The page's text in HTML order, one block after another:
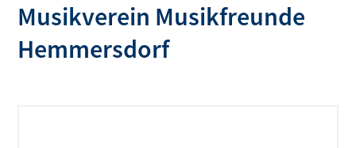
Musikverein Musikfreunde
Hemmersdorf